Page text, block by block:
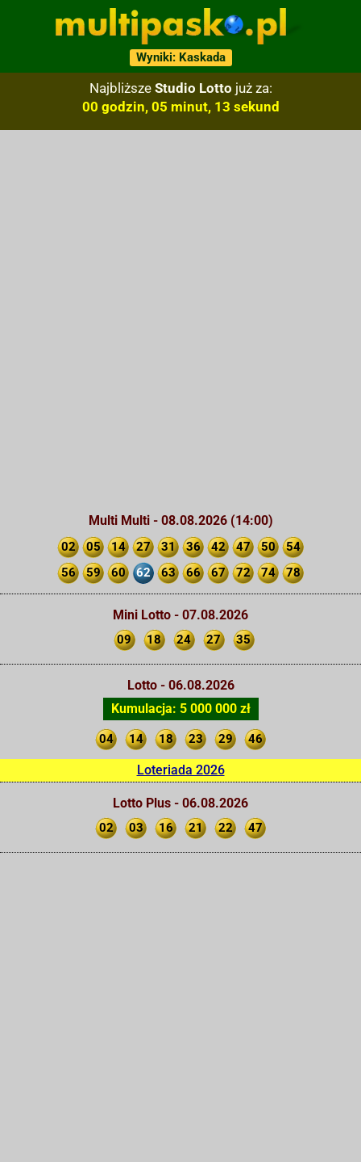
Wyniki: Kaskada
Najbliższe Studio Lotto już za:
00 godzin, 05 minut, 12 sekund
Multi Multi - 08.08.2026 (14:00)
02 05 14 27 31 36 42 47 50
54
56
59 60 62 63 66 67 72 74 78
Mini Lotto - 07.08.2026
09 18 24 27 35
Lotto - 06.08.2026
Kumulacja: 5 000 000 zł
04 14 18 23 29 46
Loteriada 2026
Lotto Plus - 06.08.2026
02 03 16 21 22 47